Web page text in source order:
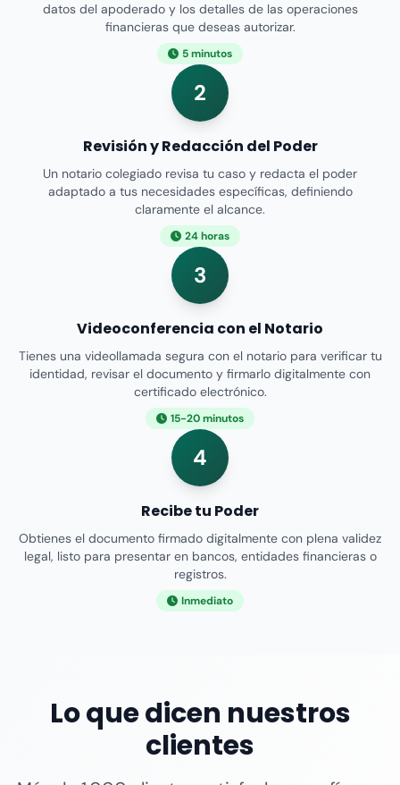
datos del apoderado y los detalles de las operaciones
financieras que deseas autorizar.
5 minutos
2
Revisión y Redacción del Poder
Un notario colegiado revisa tu caso y redacta el poder
adaptado a tus necesidades específicas, definiendo
claramente el alcance.
24 horas
3
Videoconferencia con el Notario
Tienes una videollamada segura con el notario para verificar tu
identidad, revisar el documento y firmarlo digitalmente con
certificado electrónico.
15-20 minutos
4
Recibe tu Poder
Obtienes el documento firmado digitalmente con plena validez
legal, listo para presentar en bancos, entidades financieras o
registros.
Inmediato
Lo que dicen nuestros
clientes